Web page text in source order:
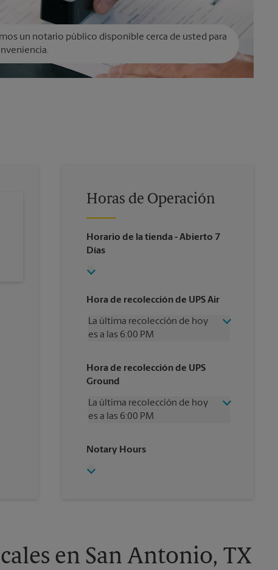
un notario público disponible cerca de usted para
Horas de Operación
Horario de la tienda - Abierto 7
Días
Hora de recolección de UPS Air
La última recolección de hoy
es a las 6:00 PM
Jueves
6:00 PM
Viernes
Sábado
3:30 PM
Domingo
Sin Recolección
Hora de recolección de UPS
Ground
La última recolección de hoy
es a las 6:00 PM
Jueves
Viernes
Notary Hours
en San Antonio, TX